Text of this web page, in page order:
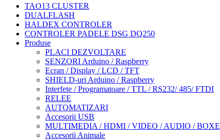
TAO13 CLUSTER
DUALFLASH
HALDEX CONTROLER
CONTROLER PADELE DSG DQ250
Produse
PLACI DEZVOLTARE
SENZORI Arduino / Raspberry
Ecran / Display / LCD / TFT
SHIELD-uri Arduino / Raspberry
Interfete / Programatoare / TTL / RS232/ 485/ FTDI
RELEE
AUTOMATIZARI
Accesorii USB
MULTIMEDIA / HDMI / VIDEO / AUDIO / BOXE
Accesorii Animale